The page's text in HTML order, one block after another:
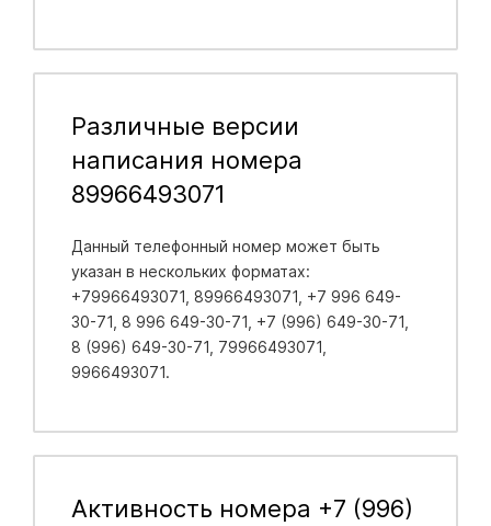
Различные версии
написания номера
89966493071
Данный телефонный номер может быть
указан в нескольких форматах:
+79966493071, 89966493071, +7 996 649-
30-71, 8 996 649-30-71, +7 (996) 649-30-71,
8 (996) 649-30-71, 79966493071,
9966493071.
Активность номера +7 (996)